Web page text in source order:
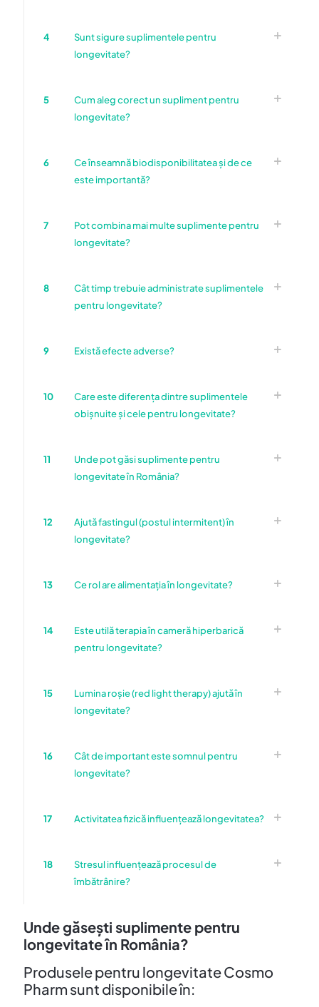
4
Sunt sigure suplimentele pentru
longevitate?
5
Cum aleg corect un supliment pentru
longevitate?
6
Ce înseamnă biodisponibilitatea și de ce
este importantă?
7
Pot combina mai multe suplimente pentru
longevitate?
8
Cât timp trebuie administrate suplimentele
pentru longevitate?
9 Există efecte adverse?
10
Care este diferența dintre suplimentele
obișnuite și cele pentru longevitate?
11
Unde pot găsi suplimente pentru
longevitate în România?
12
Ajută fastingul (postul intermitent) în
longevitate?
13 Ce rol are alimentația în longevitate?
14
Este utilă terapia în cameră hiperbarică
pentru longevitate?
15
Lumina roșie (red light therapy) ajută în
longevitate?
16
Cât de important este somnul pentru
longevitate?
17 Activitatea fizică influențează longevitatea?
18
Stresul influențează procesul de
îmbătrânire?
Unde găsești suplimente pentru
longevitate în România?
Produsele pentru longevitate Cosmo
Pharm sunt disponibile în: